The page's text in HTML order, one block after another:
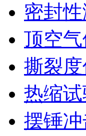
密封
顶空
撕裂度
热缩
摆锤